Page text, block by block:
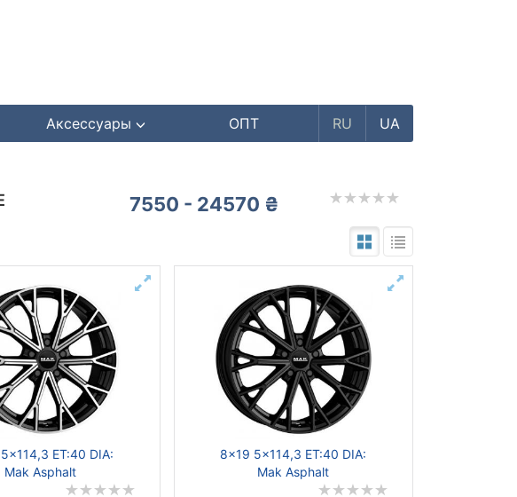
Аксессуары ОПТ RU UA
7550 - 24570 ₴
ET:40 DIA:
Mak Asphalt
8x19 5x114,3 ET:40 DIA:
Mak Asphalt